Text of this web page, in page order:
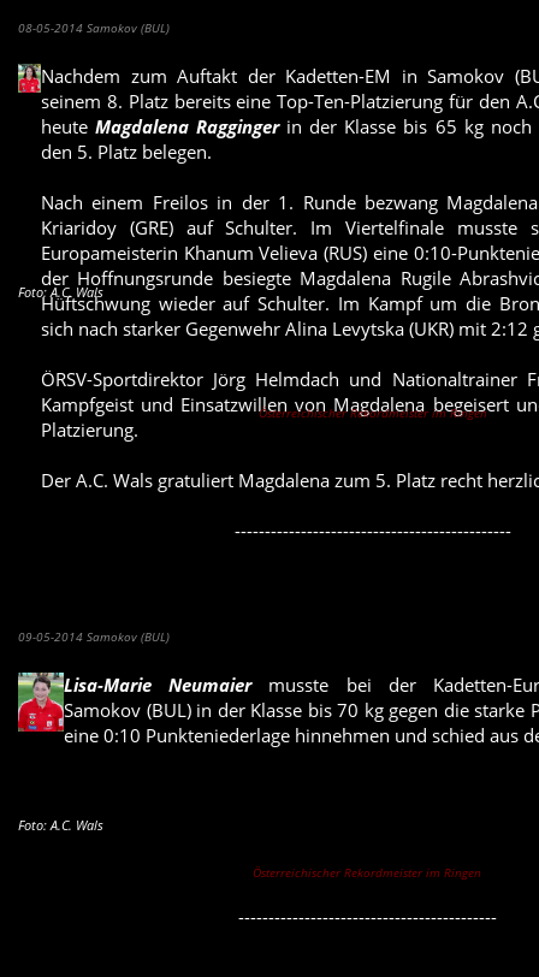
08-05-2014 Samokov (BUL)
Nachdem zum Auftakt der Kadetten-EM in Samokov
seinem 8. Platz bereits eine Top-Ten-Platzierung für den
heuteMagdalena Raggingerin der Klasse bis 65 kg noch
den 5. Platz belegen.
Nach einem Freilos in der 1. Runde bezwang
Kriaridoy (GRE) auf Schulter. Im Viertelfinale musste
Europameisterin Khanum Velieva (RUS) eine 0:10-
der Hoffnungsrunde besiegte Magdalena Rugile
Hüftschwung wieder auf Schulter. Im Kampf um die
sich nach starker Gegenwehr Alina Levytska (UKR) mit 2:12
ÖRSV-Sportdirektor Jörg Helmdach und Nationaltrainer
Kampfgeist und Einsatzwillen von Magdalena begeisert
Platzierung.
Der A.C. Wals gratuliert Magdalena zum 5. Platz recht
Foto: A.C. Wals
Österreichischer Rekordmeister im Ringen
----------------------------------------------
09-05-2014 Samokov (BUL)
Lisa-Marie Neumaiermusste bei der Kadetten-
Samokov (BUL) in der Klasse bis 70 kg gegen die starke
eine 0:10 Punkteniederlage hinnehmen und schied aus
Foto: A.C. Wals
Österreichischer Rekordmeister im Ringen
-------------------------------------------